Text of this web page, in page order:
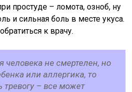
простуде – ломота, озноб, ну
и сильная боль в месте укуса.
к врачу.
не смертелен, но
или аллергика, то
тревогу – все может